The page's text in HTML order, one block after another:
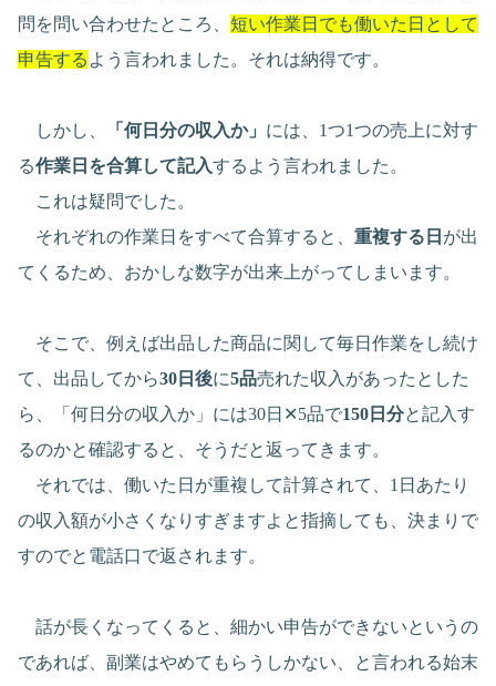
問を問い合わせたところ、 短い作業日でも働いた日として
申告する よう言われました。それは納得です。
しかし、 「何日分の収入か」 には、1つ1つの売上に対す
る作業日を合算して記入するよう言われました。
これは疑問でした。
それぞれの作業日をすべて合算すると、 重複する日 が出
てくるため、おかしな数字が出来上がってしまいます。
そこで、例えば出品した商品に関して毎日作業をし続け
て、出品してから30日後に5品売れた収入があったとした
ら、「何日分の収入か」には30日✕5品で150日分と記入す
るのかと確認すると、そうだと返ってきます。
それでは、働いた日が重複して計算されて、1日あたり
の収入額が小さくなりすぎますよと指摘しても、決まりで
すのでと電話口で返されます。
話が長くなってくると、細かい申告ができないというの
であれば、副業はやめてもらうしかない、と言われる始末